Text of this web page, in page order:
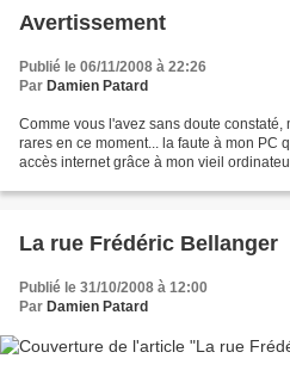
Avertissement
Publié le 06/11/2008 à 22:26
Par Damien Patard
Comme vous l'avez sans doute
rares en ce moment... la faute à mon PC
accès internet grâce à mon vieil
La rue Frédéric Bellanger
Publié le 31/10/2008 à 12:00
Par Damien Patard